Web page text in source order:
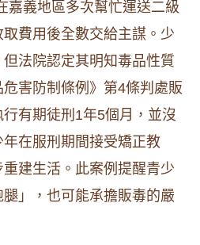
嘉義地區多次幫忙運送二級
費用後全數交給主謀。少
法院認定其明知毒品性質
害防制條例》第4條判處販
有期徒刑1年5個月，並沒
在服刑期間接受矯正教
建生活。此案例提醒青少
」，也可能承擔販毒的嚴